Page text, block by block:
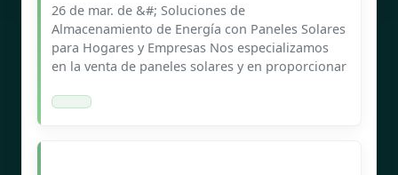
26 de mar. de &#; Soluciones de
Almacenamiento de Energía con Paneles Solares
para Hogares y Empresas Nos especializamos
en la venta de paneles solares y en proporcionar